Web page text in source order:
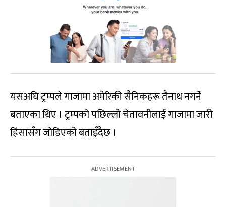
यसअघि ट्रम्पले गाजामा अमेरिकी सैनिकहरू तैनाथ नगर्ने
बताएका थिए । ट्रम्पको पछिल्लो चेतावनीलाई गाजामा जारी
हिंसासँग जोडिएको बताइँदैछ ।